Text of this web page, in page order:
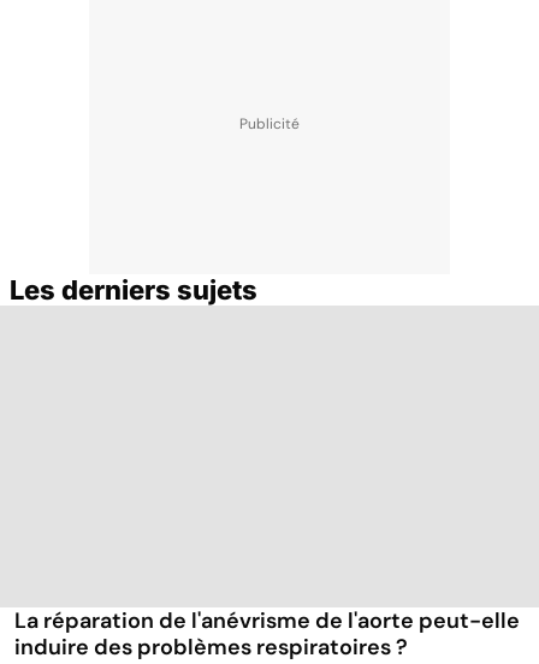
Les derniers sujets
La réparation de l'anévrisme de l'aorte peut-elle
induire des problèmes respiratoires ?